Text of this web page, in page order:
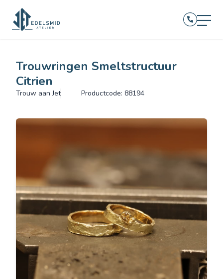
Trouwringen Smeltstructuur
Citrien
Trouw aan Jet Productcode: 88194